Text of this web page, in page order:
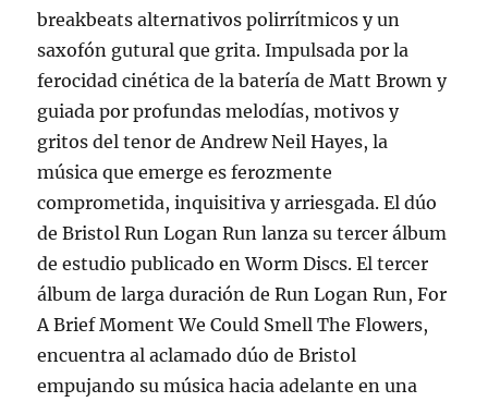
breakbeats alternativos polirrítmicos y un
saxofón gutural que grita. Impulsada por la
ferocidad cinética de la batería de Matt Brown y
guiada por profundas melodías, motivos y
gritos del tenor de Andrew Neil Hayes, la
música que emerge es ferozmente
comprometida, inquisitiva y arriesgada. El dúo
de Bristol Run Logan Run lanza su tercer álbum
de estudio publicado en Worm Discs. El tercer
álbum de larga duración de Run Logan Run, For
A Brief Moment We Could Smell The Flowers,
encuentra al aclamado dúo de Bristol
empujando su música hacia adelante en una